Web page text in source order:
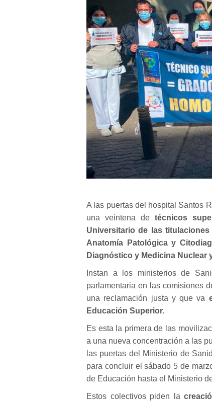
A las puertas del hospital Santos
una veintena detécnicos
Universitario de las
Anatomía Patológica y
Diagnóstico y Medicina Nuclear
Instan a los ministerios de
parlamentaria en las comisiones
una reclamación justa y que va
Educación Superior.
Es esta la primera de las
a una nueva concentración a las
las puertas del Ministerio de
para concluir el sábado 5 de
de Educación hasta el Ministerio
Estos colectivos piden la